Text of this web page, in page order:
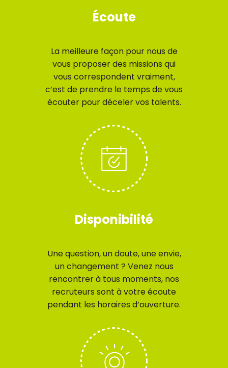
Écoute
La meilleure façon pour nous de
vous proposer des missions qui
vous correspondent vraiment,
c’est de prendre le temps de vous
écouter pour déceler vos talents.
Disponibilité
Une question, un doute, une envie,
un changement ? Venez nous
rencontrer à tous moments, nos
recruteurs sont à votre écoute
pendant les horaires d’ouverture.